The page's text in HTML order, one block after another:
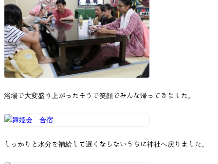
浴場で大変盛り上がったそうで笑顔でみんな帰ってきました。
しっかりと水分を補給して遅くならないうちに神社へ戻りました。